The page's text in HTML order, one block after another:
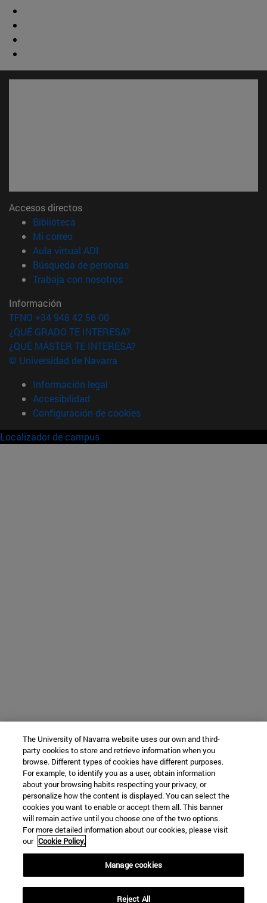
Accesos directos
Biblioteca
Mi correo(abre en nueva ventana)
Aula virtual ADI
Búsqueda de personas(abre en nueva ventana)
Trabaja con nosotros(abre en nueva ventana)
Información
TFNO +34 948 42 56 00
¿QUÉ GRADO TE INTERESA?
¿QUÉ MÁSTER TE INTERESA?
© Universidad de Navarra
Información legal
Accesibilidad
Configuración de cookies
Localizador de campus
The University of Navarra website uses our own and third-
party cookies to store and retrieve information when you
browse. Different types of cookies have different purposes.
For example, to identify you as a user, obtain information
about your browsing habits respecting your privacy, or
personalize how the content is displayed. You can select the
cookies you want to enable or accept them all. This banner
will remain active until you choose one of the two options.
For more detailed information about our cookies, please visit
our Cookie Policy.
Manage cookies
Reject All